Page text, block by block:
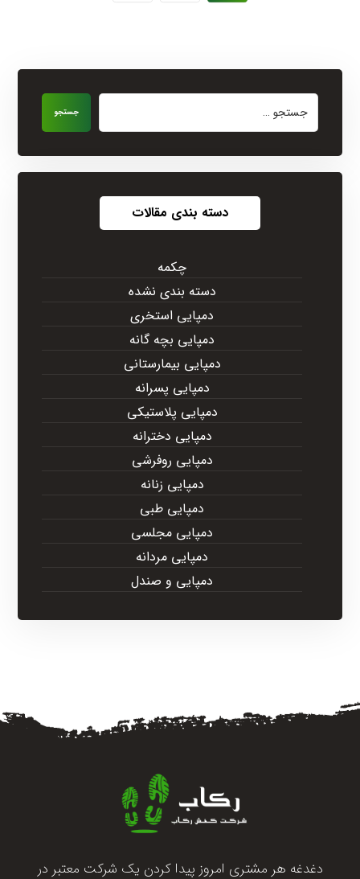
جستجو
دسته بندی مقالات
چکمه
دسته بندی نشده
دمپایی استخری
دمپایی بچه گانه
دمپایی بیمارستانی
دمپایی پسرانه
دمپایی پلاستیکی
دمپایی دخترانه
دمپایی روفرشی
دمپایی زنانه
دمپایی طبی
دمپایی مجلسی
دمپایی مردانه
دمپایی و صندل
دغدغه هر مشتری امروز پیدا کردن یک شرکت معتبر در